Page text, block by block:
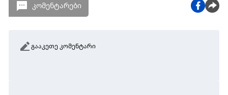
კომენტარები
გააკეთე კომენტარი